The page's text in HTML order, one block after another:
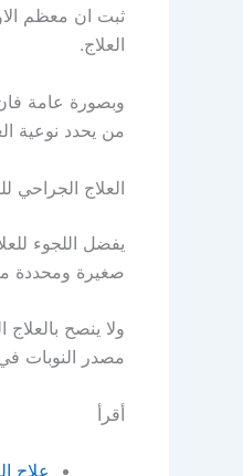
ثبت ان معظم
العلاج.
وبصورة عامة
من يحدد نوعية
العلاج الجراحي
يفضل اللجوء
صغيرة ومحددة
ولا ينصح
مصدر النوبات
أقرأ
علاج